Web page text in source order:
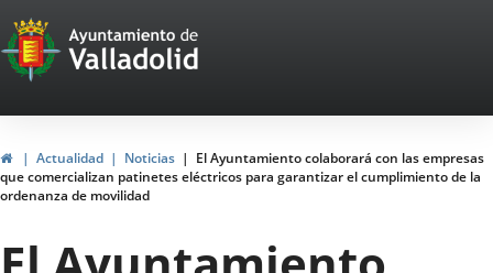
Portal
Web
del
Ayuntamiento
de
Valladolid
InicioActualidad Noticias
El Ayuntamiento colaborará con las empresas
que comercializan patinetes eléctricos para garantizar el cumplimiento de la
ordenanza de movilidad